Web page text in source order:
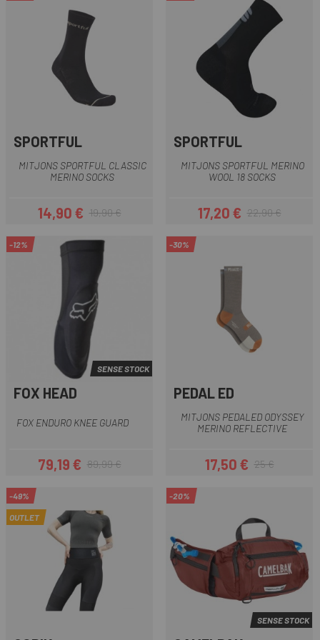
SPORTFUL
MITJONS SPORTFUL CLASSIC
MERINO SOCKS
Preu
14,90 €Preu regular
19,90 €
SPORTFUL
MITJONS SPORTFUL MERINO
WOOL 18 SOCKS
Preu
17,20 €Preu regular
22,90 €
-12%
SENSE STOCK
FOX HEAD
FOX ENDURO KNEE GUARD
Preu
79,19 €Preu regular
89,99 €
-30%
PEDAL ED
MITJONS PEDALED ODYSSEY
MERINO REFLECTIVE
Preu
17,50 €Preu regular
25 €
-49%
OUTLET
-20%
SENSE STOCK